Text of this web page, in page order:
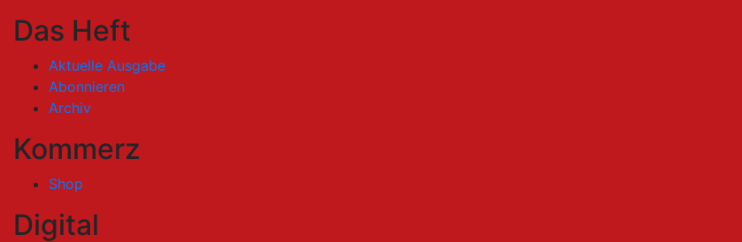
Das Heft
Aktuelle Ausgabe
Abonnieren
Archiv
Kommerz
Shop
Digital